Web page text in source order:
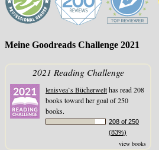
Meine Goodreads Challenge 2021
2021 Reading Challenge
lenisvea`s Bücherwelthas read 208
books toward her goal of 250
books.
208 of 250
(83%)
view books